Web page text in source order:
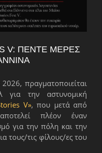
V: ΠΈΝΤΕ ΜΈΡΕΣ
πραγματοποιείται
για την αστυνομική
V», που μετά από
πλέον έναν
για την πόλη και την
τους/τις φίλους/ες του